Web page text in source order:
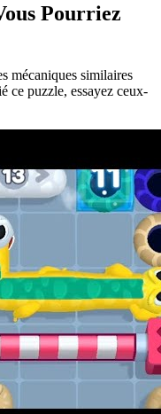
Pourriez
mécaniques similaires
ce puzzle, essayez ceux-